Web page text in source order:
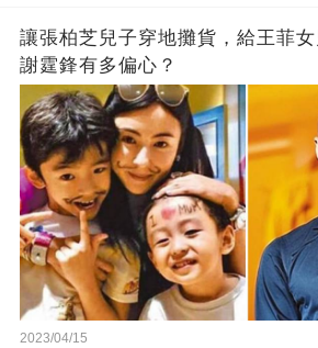
讓張柏芝兒子穿地攤貨，給王菲女
謝霆鋒有多偏心？
2023/04/15